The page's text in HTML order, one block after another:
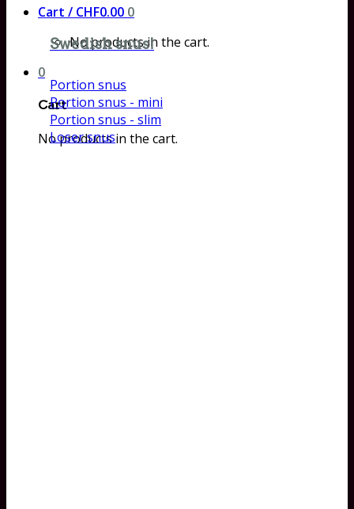
Cart / CHF0.00 0
No products in the cart.
0
Cart
No products in the cart.
Swedish snus!
Portion snus
Portion snus - mini
Portion snus - slim
Loser snus